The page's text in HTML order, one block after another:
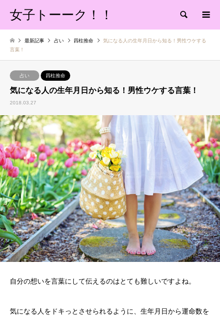
女子トーーク！！ 検索
最新記事 占い 四柱推命
気になる人の生年月日から知る！男性ウケする
言葉！
占い 四柱推命
気になる人の生年月日から知る！男性ウケする言葉！
2018.03.27
自分の想いを言葉にして伝えるのはとても難しいですよね。
気になる人をドキっとさせられるように、生年月日から運命数を